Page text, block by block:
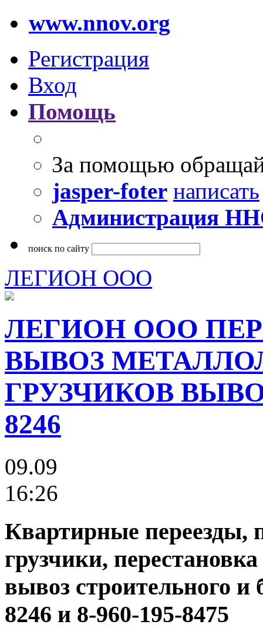
www.nnov.org
Регистрация
Вход
Помощь
За помощью
jasper-foter написать
Администрация
поиск по сайту
ЛЕГИОН ООО
ЛЕГИОН ООО
ВЫВОЗ
ГРУЗЧИКОВ
8246
09.09
16:26
Квартирные переезды,
грузчики,
вывоз строительного и
8246 и 8-960-195-8475